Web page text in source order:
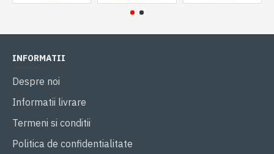
INFORMATII
Despre noi
Informatii livrare
Termeni si conditii
Politica de confidentialitate